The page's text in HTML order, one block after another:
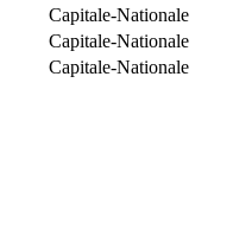
Capitale-Nationale
Capitale-Nationale
Capitale-Nationale